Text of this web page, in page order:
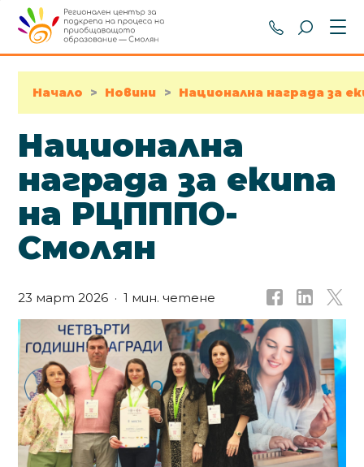
+359 301
Начало > Новини > Национална награда за
Национална
награда за екипа
на РЦПППО-
Смолян
23 март 2026 1 мин. четене